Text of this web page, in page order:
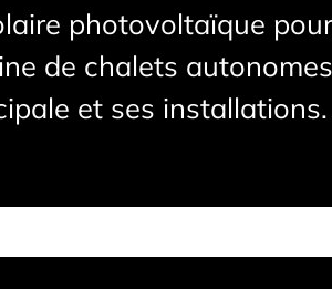
photovoltaïque pour
de chalets
et ses installations.